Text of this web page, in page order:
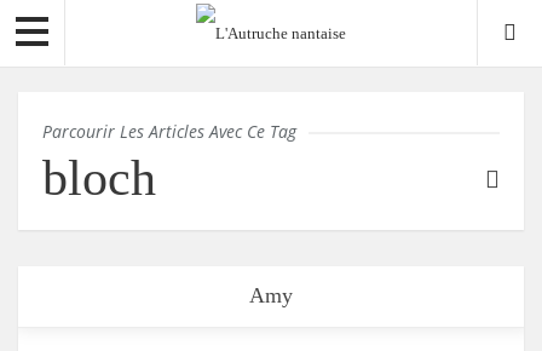
Parcourir Les Articles Avec Ce Tag
bloch
Amy